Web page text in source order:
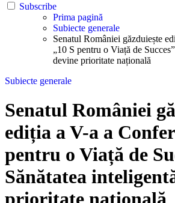
Subscribe
Prima pagină
Subiecte generale
Senatul României găzduiește
„10 S pentru o Viață de
devine prioritate națională
Subiecte generale
Senatul României
ediția a V-a a
pentru o Viață de
Sănătatea